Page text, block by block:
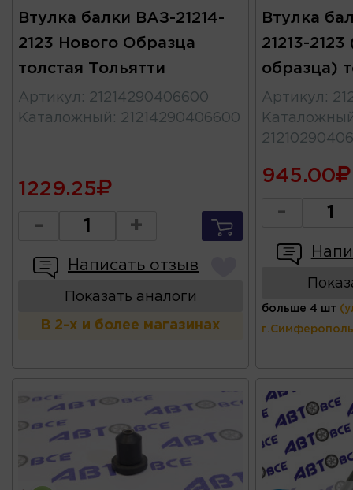
Втулка балки ВАЗ-21214-
2123 Нового Образца
толстая Тольятти
Артикул : 21214290406600
Каталожный : 21214290406600
1229.25
- +
Написать отзыв
Показать аналоги
В 2-х и более магазинах
Втулка
21213-
образца)
Артикул :
945.00
-
больше 4 шт